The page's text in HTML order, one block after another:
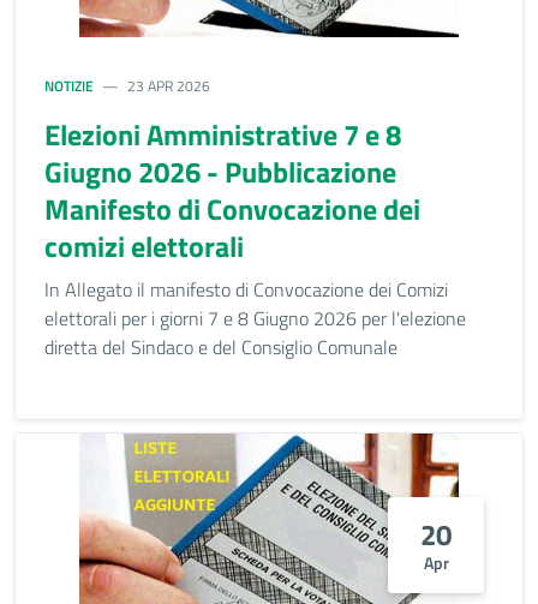
NOTIZIE 23 APR 2026
Elezioni Amministrative 7 e 8
Giugno 2026 - Pubblicazione
Manifesto di Convocazione dei
comizi elettorali
In Allegato il manifesto di Convocazione dei Comizi
elettorali per i giorni 7 e 8 Giugno 2026 per l'elezione
diretta del Sindaco e del Consiglio Comunale
20
Apr